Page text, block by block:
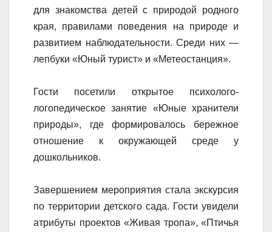
для знакомства детей с природой родного
края, правилами поведения на природе и
развитием наблюдательности. Среди них —
лепбуки «Юный турист» и «Метеостанция».
Гости посетили открытое психолого-
логопедическое занятие «Юные хранители
природы», где формировалось бережное
отношение к окружающей среде у
дошкольников.
Завершением мероприятия стала экскурсия
по территории детского сада. Гости увидели
атрибуты проектов «Живая тропа», «Птичья